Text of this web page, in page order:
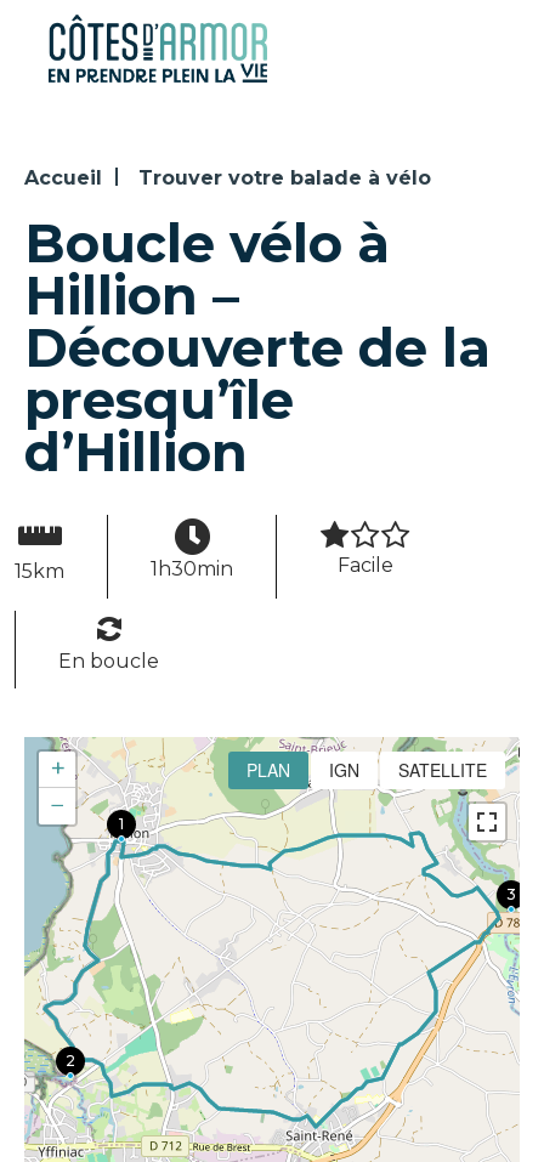
Panneau de gestion des cookies
Accueil Trouver votre balade à vélo
Boucle vélo à
Hillion –
Découverte de la
presqu’île
d’Hillion
15km 1h30min Facile
En boucle
1
2
3
+
−
PLAN IGN SATELLITE